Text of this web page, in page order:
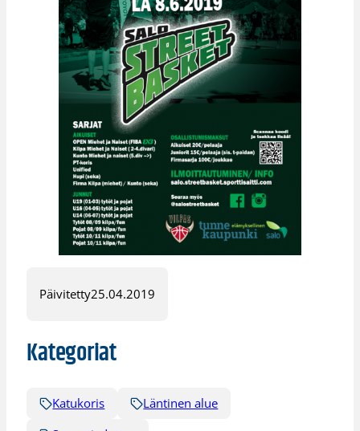
Päivitetty25.04.2019
Kategoriat
Katukoris
Läntinen alue